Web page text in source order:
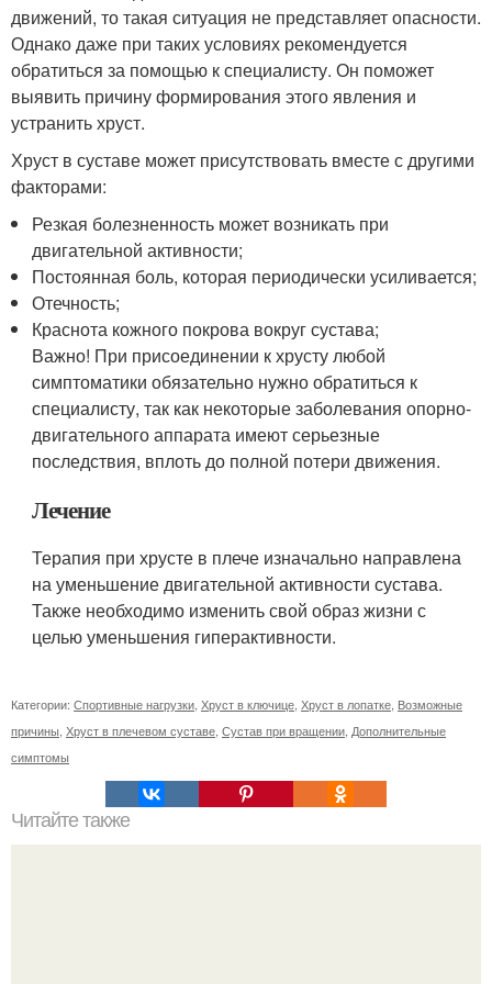
движений, то такая ситуация не представляет опасности.
Однако даже при таких условиях рекомендуется
обратиться за помощью к специалисту. Он поможет
выявить причину формирования этого явления и
устранить хруст.
Хруст в суставе может присутствовать вместе с другими
факторами:
Резкая болезненность может возникать при
двигательной активности;
Постоянная боль, которая периодически усиливается;
Отечность;
Краснота кожного покрова вокруг сустава;
Важно! При присоединении к хрусту любой
симптоматики обязательно нужно обратиться к
специалисту, так как некоторые заболевания опорно-
двигательного аппарата имеют серьезные
последствия, вплоть до полной потери движения.
Лечение
Терапия при хрусте в плече изначально направлена
на уменьшение двигательной активности сустава.
Также необходимо изменить свой образ жизни с
целью уменьшения гиперактивности.
Категории: Спортивные нагрузки, Хруст в ключице, Хруст в лопатке, Возможные
причины, Хруст в плечевом суставе, Сустав при вращении, Дополнительные
симптомы
Читайте также